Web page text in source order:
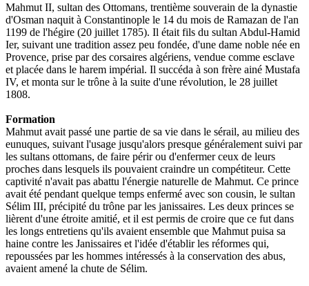
Mahmut II, sultan des Ottomans, trentième souverain de la dynastie
d'Osman naquit à Constantinople le 14 du mois de Ramazan de l'an
1199 de l'hégire (20 juillet 1785). Il était fils du sultan Abdul-Hamid
Ier, suivant une tradition assez peu fondée, d'une dame noble née en
Provence, prise par des corsaires algériens, vendue comme esclave
et placée dans le harem impérial. Il succéda à son frère ainé Mustafa
IV, et monta sur le trône à la suite d'une révolution, le 28 juillet
1808.
Formation
Mahmut avait passé une partie de sa vie dans le sérail, au milieu des
eunuques, suivant l'usage jusqu'alors presque généralement suivi par
les sultans ottomans, de faire périr ou d'enfermer ceux de leurs
proches dans lesquels ils pouvaient craindre un compétiteur. Cette
captivité n'avait pas abattu l'énergie naturelle de Mahmut. Ce prince
avait été pendant quelque temps enfermé avec son cousin, le sultan
Sélim III, précipité du trône par les janissaires. Les deux princes se
lièrent d'une étroite amitié, et il est permis de croire que ce fut dans
les longs entretiens qu'ils avaient ensemble que Mahmut puisa sa
haine contre les Janissaires et l'idée d'établir les réformes qui,
repoussées par les hommes intéressés à la conservation des abus,
avaient amené la chute de Sélim.